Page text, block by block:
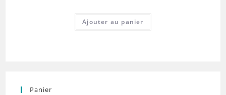
Ajouter au panier
Panier